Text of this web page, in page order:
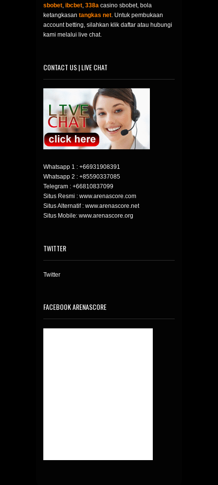
sbobet, ibcbet, 338a casino sbobet, bola
ketangkasan tangkas net. Untuk pembukaan
account betting, silahkan klik daftar atau hubungi
kami melalui live chat.
CONTACT US | LIVE CHAT
Whatsapp 1 : +66931908391
Whatsapp 2 : +85590337085
Telegram : +66810837099
Situs Resmi : www.arenascore.com
Situs Alternatif : www.arenascore.net
Situs Mobile: www.arenascore.org
TWITTER
Twitter
FACEBOOK ARENASCORE